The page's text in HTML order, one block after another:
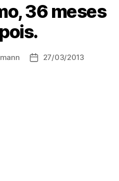
36 meses
Data27/03/2013